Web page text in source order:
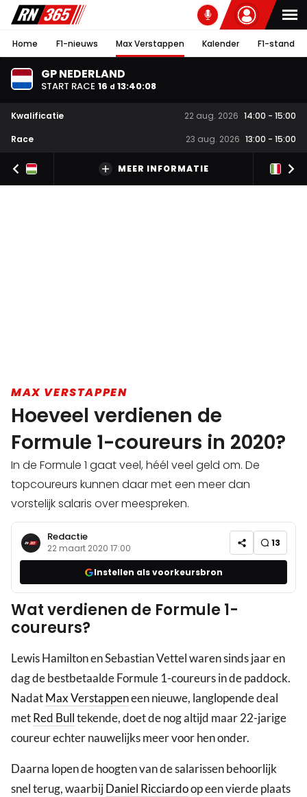
Home F1-nieuws Max Verstappen Kalender F1-stand
GP NEDERLAND
START RACE 16 d 13:40:08
Kwalificatie 22 aug. 2026 14:00 - 15:00
Race
23 aug. 2026 13:00 - 15:00
MEER INFORMATIE
MAX VERSTAPPEN
Hoeveel verdienen de
Formule 1-coureurs in 2020?
In de Formule 1 gaat veel, héél veel geld om. De
topcoureurs kunnen daar met een meer dan
vorstelijk salaris over meespreken.
Redactie
22 maart 2020 17:00 13
Instellen als voorkeursbron
Wat verdienen de Formule 1-
coureurs?
Lewis Hamilton en Sebastian Vettel waren sinds jaar en
dag de bestbetaalde Formule 1-coureurs in de paddock.
NadatMax Verstappeneen nieuwe, langlopende deal
metRed Bulltekende, doet de nog altijd maar 22-jarige
coureur echter nauwelijks meer voor hen onder.
Daarna lopen de hoogten van de salarissen behoorlijk
snel terug, waarbijDaniel Ricciardoop een vierde plaats